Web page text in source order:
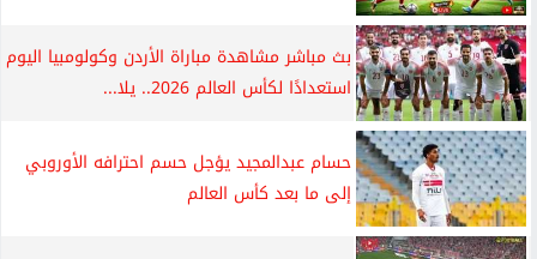
بث مباشر مشاهدة مباراة الأردن وكولومبيا اليوم
استعدادًا لكأس العالم 2026.. يلا...
حسام عبدالمجيد يؤجل حسم احترافه الأوروبي
إلى ما بعد كأس العالم